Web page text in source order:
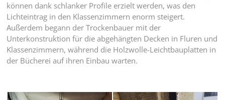
können dank schlanker Profile erzielt werden, was den
Lichteintrag in den Klassenzimmern enorm steigert.
Außerdem begann der Trockenbauer mit der
Unterkonstruktion für die abgehängten Decken in Fluren und
Klassenzimmern, während die Holzwolle-Leichtbauplatten in
der Bücherei auf ihren Einbau warten.